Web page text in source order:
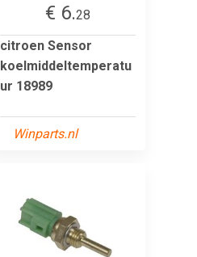
€ 6.28
citroen Sensor
koelmiddeltemperatu
ur 18989
Winparts.nl